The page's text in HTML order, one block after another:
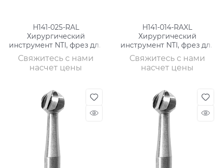
H141-025-RAL
Хирургический
инструмент NTI, фрез для
кости, ТВС, хвостовик
длинный
Свяжитесь с нами
насчет цены
H141-014-RAXL
Хирургический
инструмент NTI, фрез для
Свяжитесь с нами
насчет цены